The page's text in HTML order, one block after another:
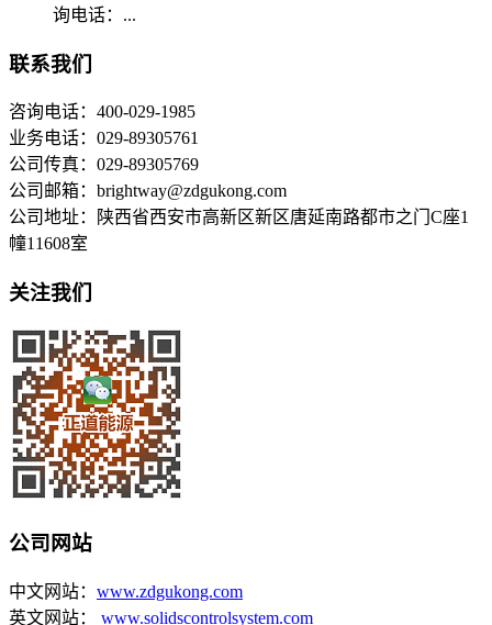
询电话：...
联系我们
咨询电话：400-029-1985
业务电话：029-89305761
公司传真：029-89305769
公司邮箱：brightway@zdgukong.com
公司地址：陕西省西安市高新区新区唐延南路都市之门C座1
幢11608室
关注我们
公司网站
中文网站： www.zdgukong.com
英文网站：
www.solidscontrolsystem.com